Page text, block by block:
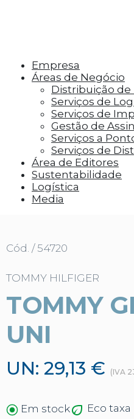
com
Empresa
Áreas de Negócio
Distribuição de
Serviços de
Serviços de
Gestão de
Serviços a
Serviços de
Área de Editores
Sustentabilidade
Logística
Media
Cód. / 54720
TOMMY HILFIGER
TOMMY
UNI
UN: 29,13 € (IVA
Em stock Eco taxa